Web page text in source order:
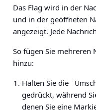
Das Flag wird in der
und in der geöffneten
angezeigt. Jede
So fügen Sie mehreren
hinzu:
Halten Sie die
gedrückt, während
denen Sie eine